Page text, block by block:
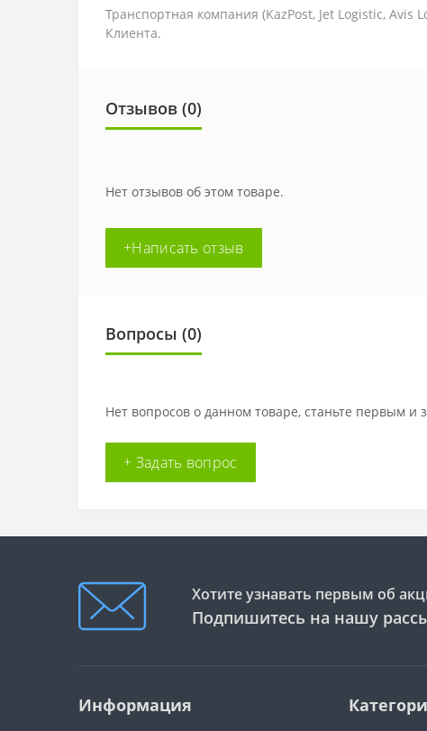
Транспортная компания (KazPost, Jet Logistic, Avis
Клиента.
Отзывов (0)
Нет отзывов об этом товаре.
+Написать отзыв
Вопросы (0)
Нет вопросов о данном товаре, станьте первым и
+ Задать вопрос
Хотите узнавать первым об
Подпишитесь на нашу
Информация